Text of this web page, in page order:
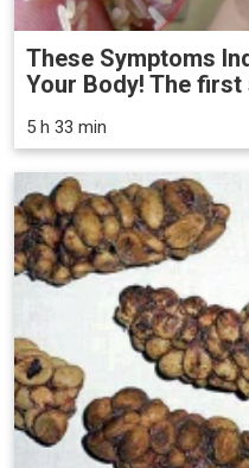
These Symptoms
Your Body! The first
5 h 33 min